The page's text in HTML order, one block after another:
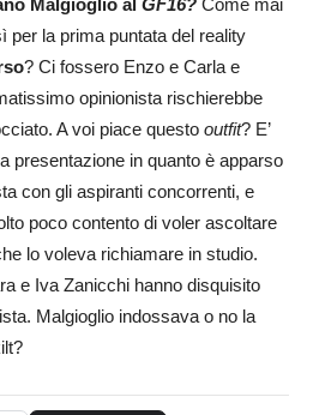
Malgioglio al GF16? Come mai
per la prima puntata del reality
? Ci fossero Enzo e Carla e
opinionista rischierebbe
A voi piace questo outfit? E’
presentazione in quanto è apparso
con gli aspiranti concorrenti, e
poco contento di voler ascoltare
lo voleva richiamare in studio.
e Iva Zanicchi hanno disquisito
Malgioglio indossava o no la